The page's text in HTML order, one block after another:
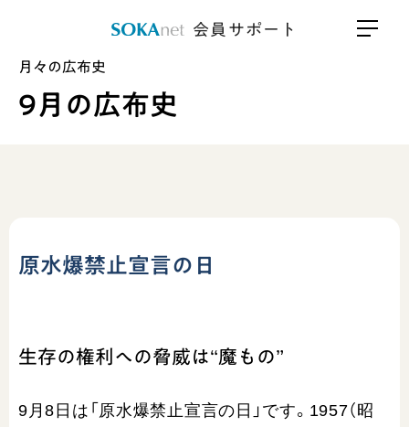
会員サポート
月々の広布史
9月の広布史
原水爆禁止宣言の日
生存の権利への脅威は“魔もの”
9月8日は「原水爆禁止宣言の日」です。1957（昭